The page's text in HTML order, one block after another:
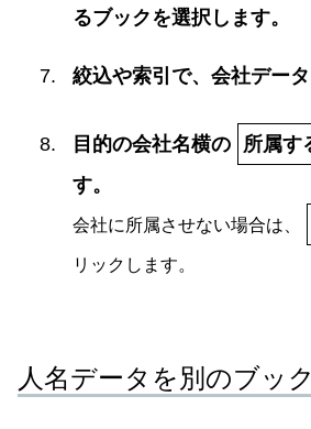
るブックを選択します。
絞込や索引で、会社データ
目的の会社名横の 所属す
す。
会社に所属させない場合は、
リックします。
人名データを別のブッ